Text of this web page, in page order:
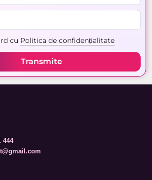
cu Politica de confidențialitate
Transmite
444